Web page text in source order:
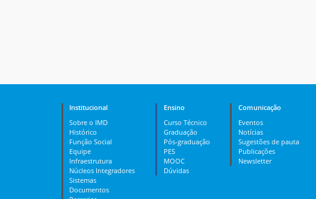
Institucional
Sobre o IMD
Histórico
Função Social
Equipe
Infraestrutura
Núcleos Integradores
Sistemas
Documentos
Ensino
Curso Técnico
Graduação
Pós-graduação
PES
MOOC
Dúvidas
Comunicação
Eventos
Notícias
Sugestões de pauta
Publicações
Newsletter